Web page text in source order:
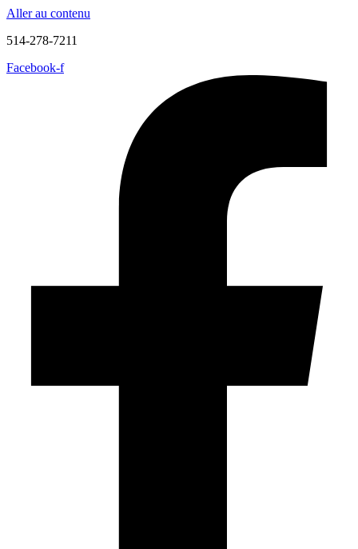
Aller au contenu
514-278-7211
Facebook-f